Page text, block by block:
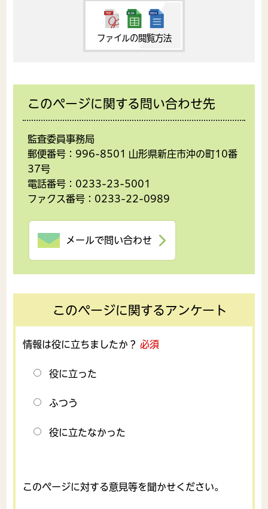
ファイルの閲覧方法
このページに関する問い合わせ先
監査委員事務局
郵便番号：996-8501 山形県新庄市沖の町10番
37号
電話番号：0233-23-5001
ファクス番号：0233-22-0989
メールで問い合わせ
このページに関するアンケート
情報は役に立ちましたか？ 必須
役に立った
ふつう
役に立たなかった
このページに対する意見等を聞かせください。